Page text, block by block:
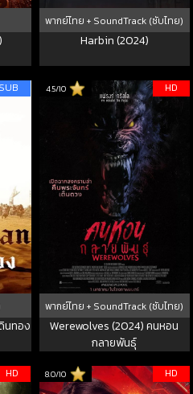
พากย์ไทย + SoundTrack (ซับไทย)
Harbin (2024)
SUB
นทอง
4.5/10 HD
พากย์ไทย + SoundTrack (ซับไทย)
Werewolves (2024) คนหอน
กลายพันธุ์
HD 8.0/10 HD